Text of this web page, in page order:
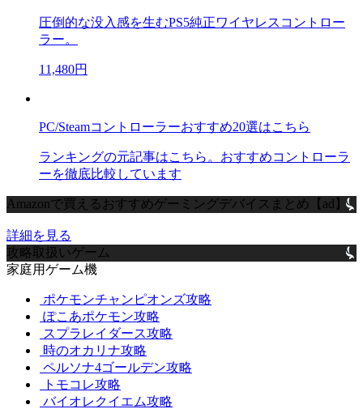
圧倒的な没入感を生むPS5純正ワイヤレスコントロー
ラー。
11,480円
PC/Steamコントローラーおすすめ20選はこちら
ランキングの元記事はこちら。おすすめコントローラ
ーを徹底比較しています
Amazonで買えるおすすめゲーミングデバイスまとめ【ad】
詳細を見る
攻略取扱いゲーム
家庭用ゲーム機
ポケモンチャンピオンズ攻略
ぽこあポケモン攻略
スプラレイダース攻略
時のオカリナ攻略
ペルソナ4ゴールデン攻略
トモコレ攻略
バイオレクイエム攻略